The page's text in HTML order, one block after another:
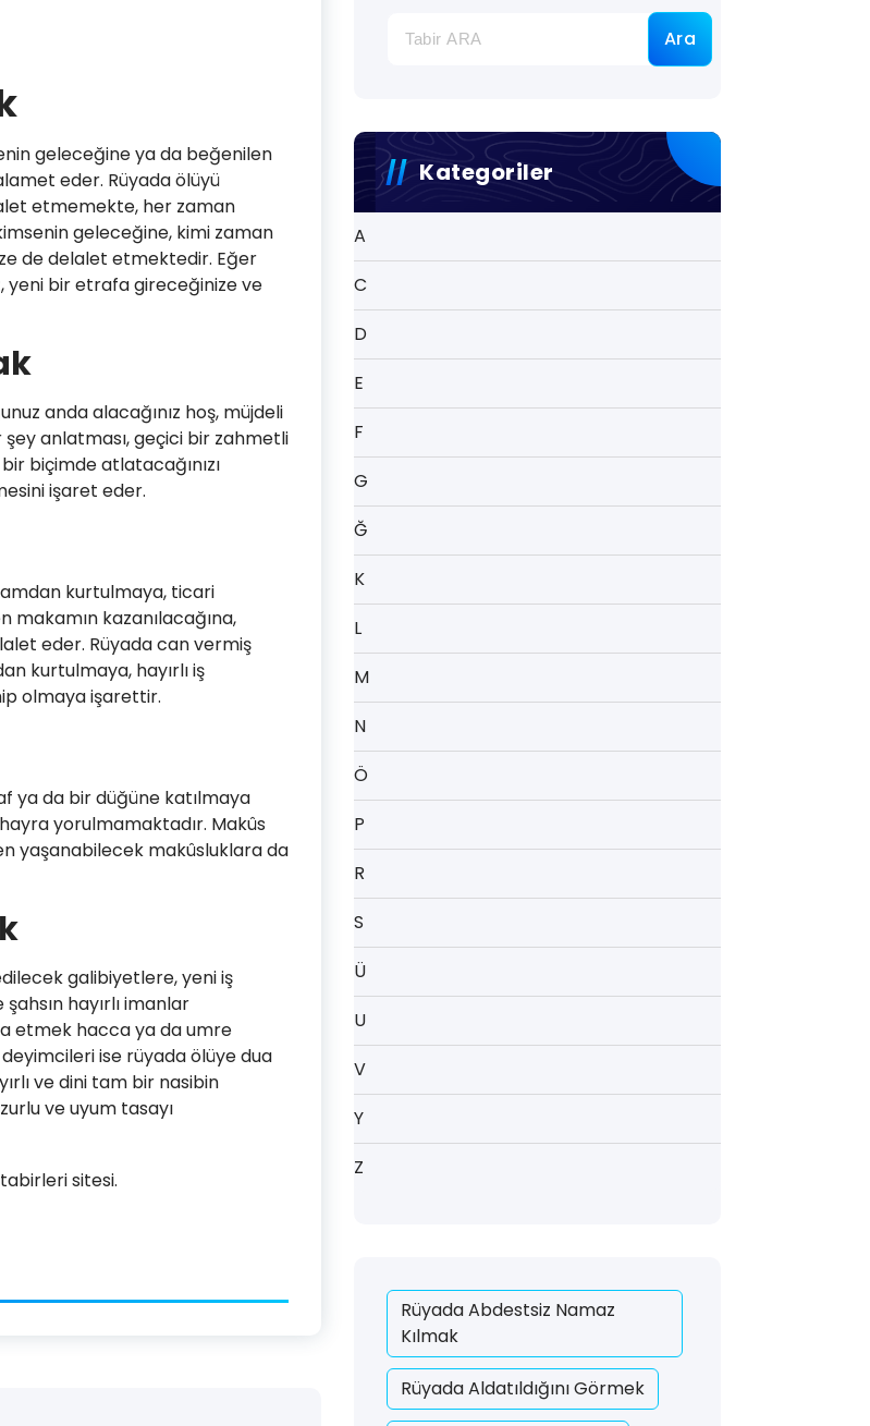
geleceğine ya da beğenilen
eder. Rüyada ölüyü
etmemekte, her zaman
geleceğine, kimi zaman
de delalet etmektedir. Eğer
yeni bir etrafa gireceğinize ve
anda alacağınız hoş, müjdeli
anlatması, geçici bir zahmetli
biçimde atlatacağınızı
işaret eder.
kurtulmaya, ticari
makamın kazanılacağına,
eder. Rüyada can vermiş
kurtulmaya, hayırlı iş
olmaya işarettir.
ya da bir düğüne katılmaya
yorulmamaktadır. Makûs
yaşanabilecek makûsluklara da
galibiyetlere, yeni iş
hayırlı imanlar
etmek hacca ya da umre
ise rüyada ölüye dua
ve dini tam bir nasibin
ve uyum tasayı
sitesi.
Ara
Kategoriler
A
C
D
E
F
G
Ğ
K
L
M
N
Ö
P
R
S
Ü
U
V
Y
Z
Rüyada Abdestsiz Namaz
Kılmak
Rüyada Aldatıldığını Görmek